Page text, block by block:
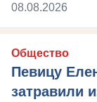
08.08.2026
Общество
Певицу
затравили